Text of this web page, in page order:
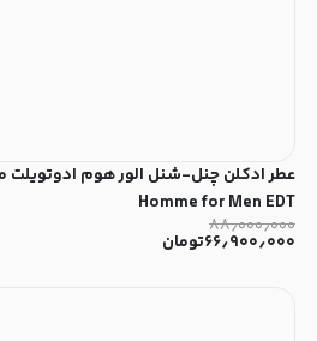
Homme for Men EDT
۸۸٫۰۰۰٫۰۰۰
۶۶٫۹۰۰٫۰۰۰تومان